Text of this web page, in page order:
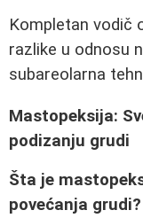
Kompletan vodič
razlike u odnosu
subareolarna
Mastopeksija:
podizanju grudi
Šta je
povećanja grudi?